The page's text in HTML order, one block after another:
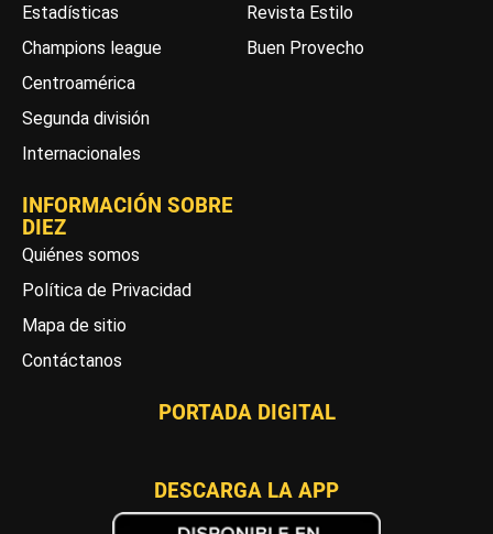
Estadísticas
Champions league
Centroamérica
Segunda división
Internacionales
Revista Estilo
Buen Provecho
INFORMACIÓN SOBRE
DIEZ
Quiénes somos
Política de Privacidad
Mapa de sitio
Contáctanos
PORTADA DIGITAL
DESCARGA LA APP